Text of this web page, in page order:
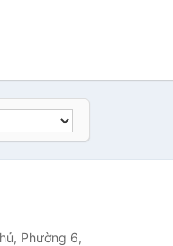
Phường 6,